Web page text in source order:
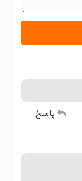
پاسخ